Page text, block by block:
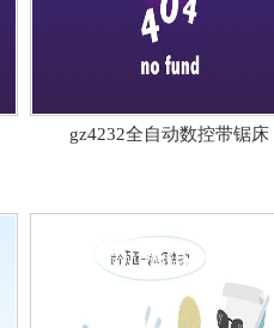
gz4232全自动数控带锯床